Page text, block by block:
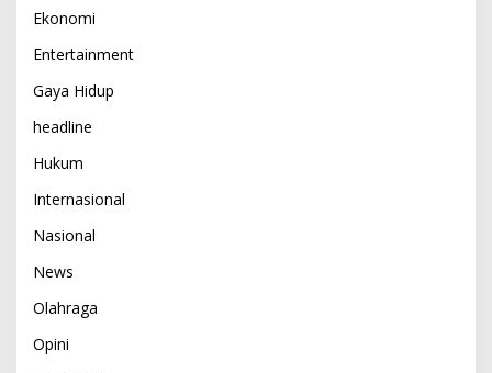
Ekonomi
Entertainment
Gaya Hidup
headline
Hukum
Internasional
Nasional
News
Olahraga
Opini